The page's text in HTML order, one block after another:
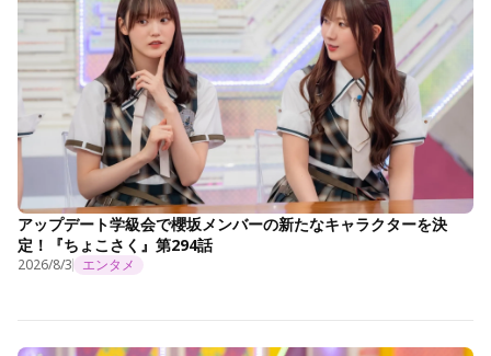
アップデート学級会で櫻坂メンバーの新たなキャラクターを決
定！『ちょこさく』第294話
2026/8/3 エンタメ